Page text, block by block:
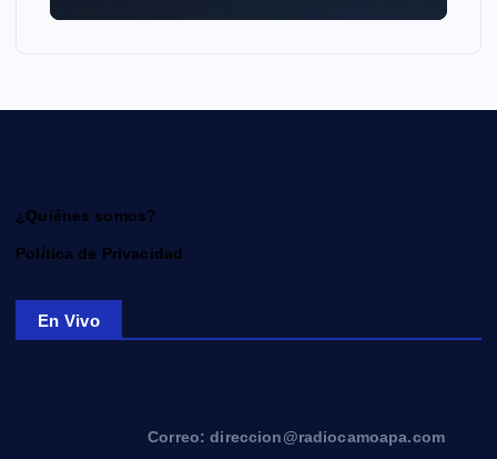
¿Quiénes somos?
Política de Privacidad
En Vivo
Correo: direccion@radiocamoapa.com